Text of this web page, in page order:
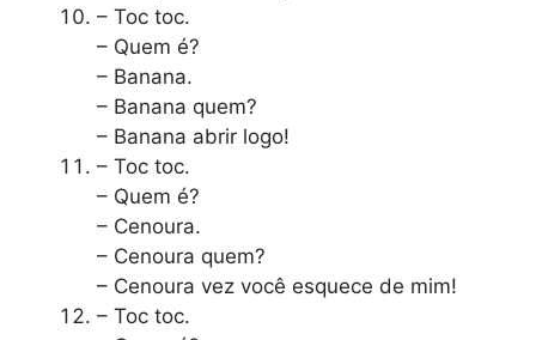
– Toc toc.
– Quem é?
– Banana.
– Banana quem?
– Banana abrir logo!
– Toc toc.
– Quem é?
– Cenoura.
– Cenoura quem?
– Cenoura vez você esquece de mim!
– Toc toc.